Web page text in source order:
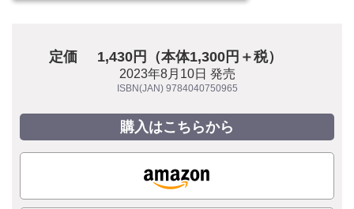
定価 1,430円（本体1,300円＋税）
2023年8月10日 発売
ISBN(JAN) 9784040750965
購入はこちらから